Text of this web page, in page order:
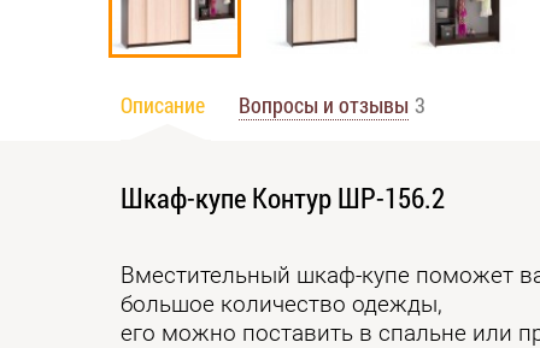
Описание Вопросы и отзывы 3
Шкаф-купе Контур ШР-156.2
Вместительный шкаф-купе поможет
большое количество одежды,
его можно поставить в спальне или